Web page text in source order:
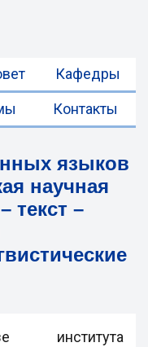
Кафедры
Контакты
языков
научная
текст –
института